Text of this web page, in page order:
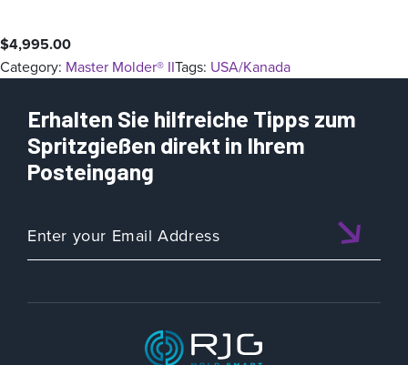
$4,995.00
Category: Master Molder® IITags: USA/Kanada
Erhalten Sie hilfreiche Tipps zum
Spritzgießen direkt in Ihrem
Posteingang